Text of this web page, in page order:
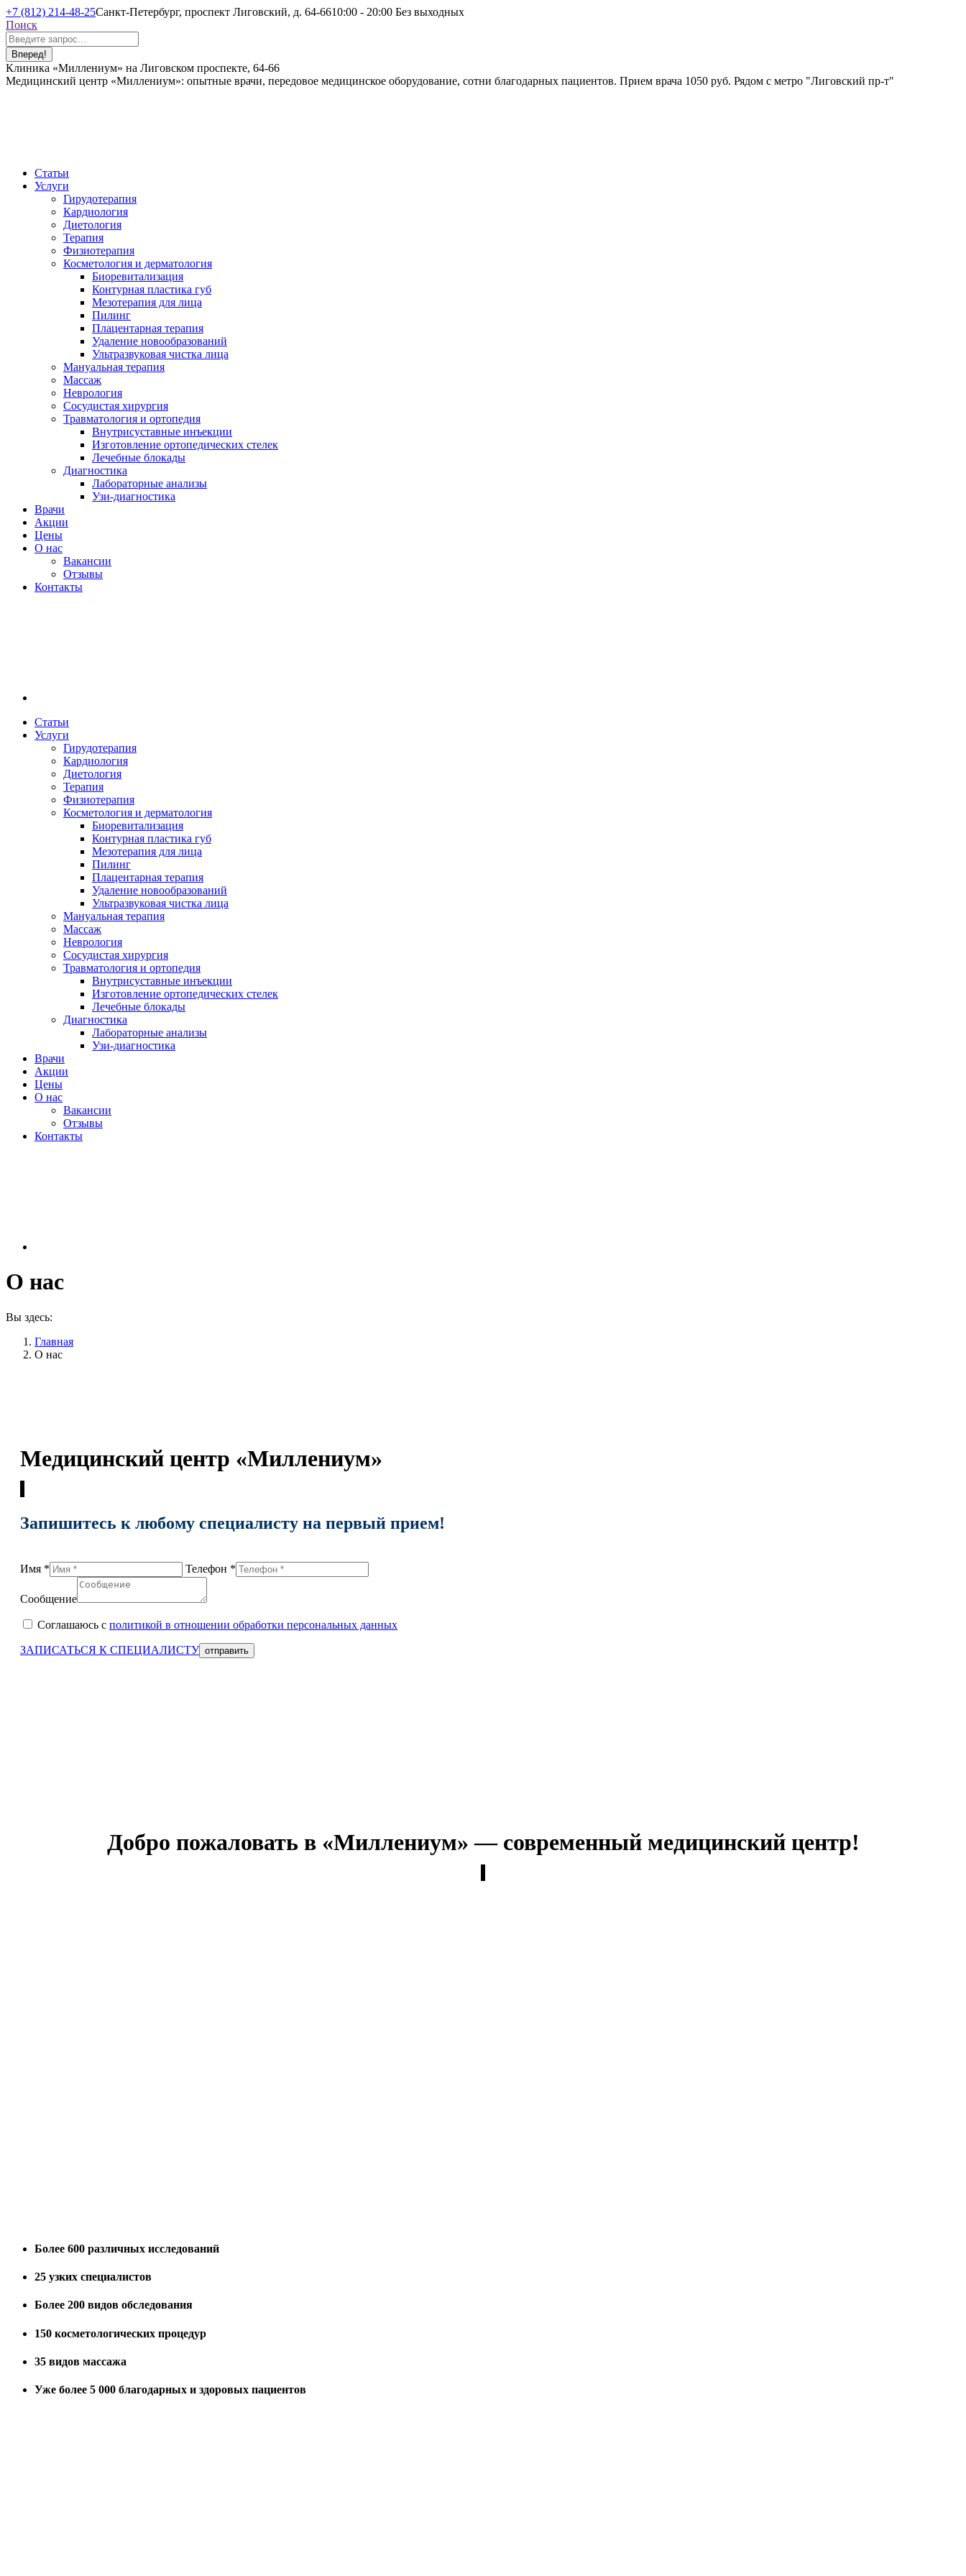
Перейти
к
содержанию
+7 (812) 214-48-25Санкт-Петербург, проспект Лиговский, д. 64-6610:00 - 20:00 Без выходных
Поиск:
Поиск
Страница
Вконтакте
Страница
Telegram
Клиника «Миллениум» на Лиговском проспекте, 64-66
Медицинский центр «Миллениум»: опытные врачи, передовое медицинское оборудование, сотни благодарных пациентов. Прием врача 1050 руб. Рядом с метро "Лиговский пр-т"
Статьи
Услуги
Гирудотерапия
Кардиология
Диетология
Терапия
Физиотерапия
Косметология и дерматология
Биоревитализация
Контурная пластика губ
Мезотерапия для лица
Пилинг
Плацентарная терапия
Удаление новообразований
Ультразвуковая чистка лица
Мануальная терапия
Массаж
Неврология
Сосудистая хирургия
Травматология и ортопедия
Внутрисуставные инъекции
Изготовление ортопедических стелек
Лечебные блокады
Диагностика
Лабораторные анализы
Узи-диагностика
Врачи
Акции
Цены
О нас
Вакансии
Отзывы
Контакты
Статьи
Услуги
Гирудотерапия
Кардиология
Диетология
Терапия
Физиотерапия
Косметология и дерматология
Биоревитализация
Контурная пластика губ
Мезотерапия для лица
Пилинг
Плацентарная терапия
Удаление новообразований
Ультразвуковая чистка лица
Мануальная терапия
Массаж
Неврология
Сосудистая хирургия
Травматология и ортопедия
Внутрисуставные инъекции
Изготовление ортопедических стелек
Лечебные блокады
Диагностика
Лабораторные анализы
Узи-диагностика
Врачи
Акции
Цены
О нас
Вакансии
Отзывы
Контакты
О нас
Вы здесь:
Главная
О нас
Медицинский центр «Миллениум»
Запишитесь к любому специалисту на первый прием!
Имя * Телефон *
Сообщение
Соглашаюсь с политикой в отношении обработки персональных данных
ЗАПИСАТЬСЯ К СПЕЦИАЛИСТУ
Добро пожаловать в «Миллениум» — современный медицинский центр!
Более 600 различных исследований
25 узких специалистов
Более 200 видов обследования
150 косметологических процедур
35 видов массажа
Уже более 5 000 благодарных и здоровых пациентов